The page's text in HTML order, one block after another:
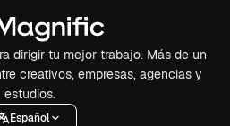
dirigir tu mejor trabajo. Más de un
creativos, empresas, agencias y
estudios.
Español